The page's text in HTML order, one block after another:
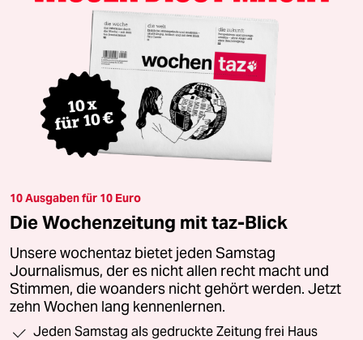
10 Ausgaben für 10 Euro
Die Wochenzeitung mit taz-Blick
Unsere wochentaz bietet jeden Samstag
Journalismus, der es nicht allen recht macht und
Stimmen, die woanders nicht gehört werden. Jetzt
zehn Wochen lang kennenlernen.
Jeden Samstag als gedruckte Zeitung frei Haus